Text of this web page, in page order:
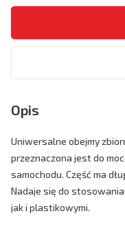
Opis
Uniwersalne obejmy
przeznaczona jest do
samochodu. Część ma
Nadaje się do
jak i plastikowymi.